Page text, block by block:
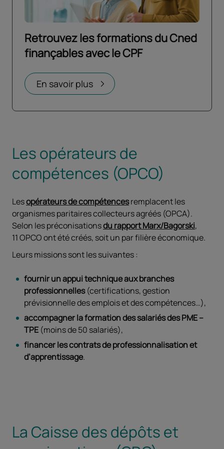
Retrouvez les formations du Cned
finançables avec le CPF
En savoir plus
Ouvrir dans un nouvel onglet
Les opérateurs de
compétences (OPCO)
Lesopérateurs de compétencesremplacent les
organismes paritaires collecteurs agréés (OPCA).
Selon les préconisationsdu rapport Marx/Bagorski,
11 OPCO ont été créés, soit un par filière économique.
Leurs missions sont les suivantes :
fournir un appui technique aux branches
professionnelles(certifications, gestion
prévisionnelle des emplois et des compétences…),
accompagner la formation des salariés des PME –
TPE (moins de 50 salariés),
financer les contrats de professionnalisation et
d’apprentissage.
La Caisse des dépôts et